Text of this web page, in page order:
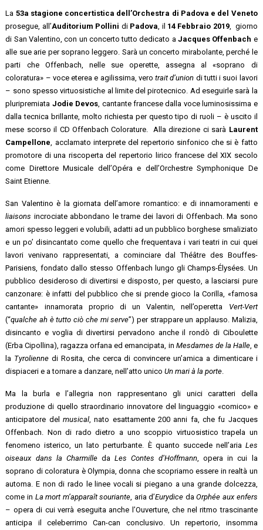
La 53a stagione concertistica dell’Orchestra di Padova e del Veneto
prosegue, all’Auditorium Pollini di Padova , il 14 Febbraio 2019, giorno
di San Valentino, con un concerto tutto dedicato a Jacques Offenbach e
alle sue arie per soprano leggero. Sarà un concerto mirabolante, perché le
parti che Offenbach, nelle sue operette, assegna al «soprano di
coloratura» – voce eterea e agilissima, verotrait d’union di tutti i suoi lavori
– sono spesso virtuosistiche al limite del pirotecnico. Ad eseguirle sarà la
pluripremiata Jodie Devos , cantante francese dalla voce luminosissima e
dalla tecnica brillante, molto richiesta per questo tipo di ruoli – è uscito il
mese scorso il CD Offenbach Colorature. Alla direzione ci sarà Laurent
Campellone , acclamato interprete del repertorio sinfonico che si è fatto
promotore di una riscoperta del repertorio lirico francese del XIX secolo
come Direttore Musicale dell’Opéra e dell’Orchestre Symphonique De
Saint Etienne.
San Valentino è la giornata dell’amore romantico: e di innamoramenti e
liaisons incrociate abbondano le trame dei lavori di Offenbach. Ma sono
amori spesso leggeri e volubili, adatti ad un pubblico borghese smaliziato
e un po’ disincantato come quello che frequentava i vari teatri in cui quei
lavori venivano rappresentati, a cominciare dal Théâtre des Bouffes-
Parisiens, fondato dallo stesso Offenbach lungo gli Champs-Élysées. Un
pubblico desideroso di divertirsi e disposto, per questo, a lasciarsi pure
canzonare: è infatti del pubblico che si prende gioco la Corilla, «famosa
cantante» innamorata proprio di un Valentin, nell’operetta Vert-Vert
(“qualche ah è tutto ciò che mi serve”) per strappare un applauso. Malizia,
disincanto e voglia di divertirsi pervadono anche il rondò di Ciboulette
(Erba Cipollina), ragazza orfana ed emancipata, in Mesdames de la Halle, e
la Tyrolienne di Rosita, che cerca di convincere un’amica a dimenticare i
dispiaceri e a tornare a danzare, nell’atto unicoUn mari à la porte
Ma la burla e l’allegria non rappresentano gli unici caratteri della
produzione di quello straordinario innovatore del linguaggio «comico» e
anticipatore delmusical , nato esattamente 200 anni fa, che fu Jacques
Offenbach. Non di rado dietro a uno scoppio virtuosistico trapela un
fenomeno isterico, un lato perturbante. È quanto succede nell’aria Les
oiseaux dans la Charmilleda Les Contes d’Hoffmann , opera in cui la
soprano di coloratura è Olympia, donna che scopriamo essere in realtà un
automa. E non di rado le linee vocali si piegano a una grande dolcezza,
come in La mort m’apparaît souriante , aria d’Eurydice daOrphée aux enfers
– opera di cui verrà eseguita anche l’Ouverture, che nel ritmo trascinante
anticipa il celeberrimo Can-can conclusivo. Un repertorio, insomma